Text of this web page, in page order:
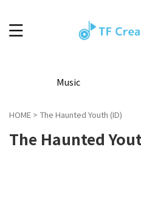
Music
HOME > The Haunted Youth (ID)
The Haunted